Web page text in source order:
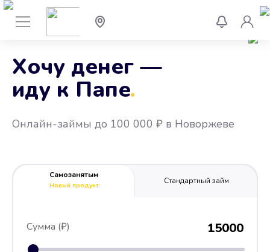
Хочу денег —
иду к Папе
.
Онлайн-займы до 100 000 ₽ в Новоржеве
Самозанятым
Новый продукт
Стандартный займ
Сумма (₽) 15000